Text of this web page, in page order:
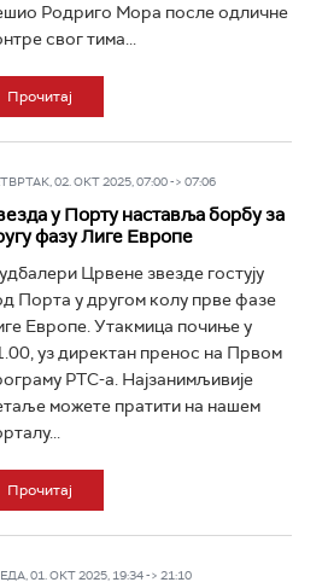
Родриго Мора после одличне
свог тима...
Прочитај
02. ОКТ 2025, 07:00 -> 07:06
у Порту наставља борбу за
фазу Лиге Европе
Црвене звезде гостују
Порта у другом колу прве фазе
Европе. Утакмица почиње у
уз директан пренос на Првом
РТС-а. Најзанимљивије
можете пратити на нашем
Прочитај
01. ОКТ 2025, 19:34 -> 21:10